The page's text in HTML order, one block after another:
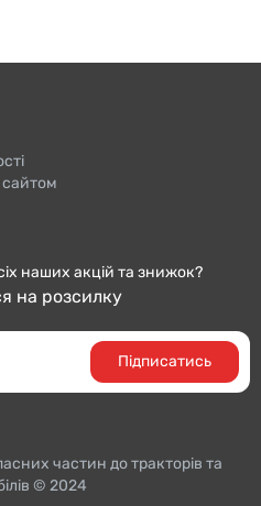
наших акцій та знижок?
на розсилку
Підписатись
частин до тракторiв та
© 2024